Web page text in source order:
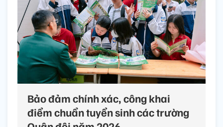
Bảo đảm chính xác, công khai
điểm chuẩn tuyển sinh các trường